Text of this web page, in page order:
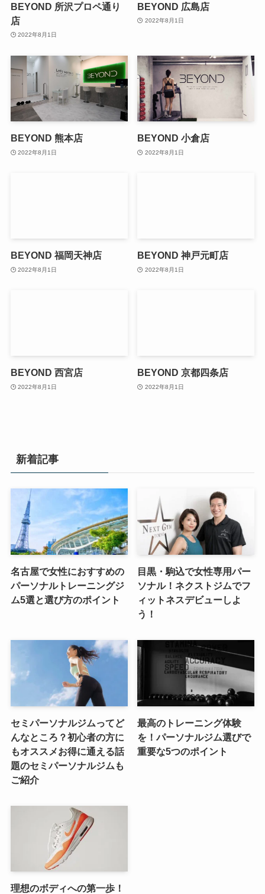
BEYOND 所沢プロペ通り
店
2022年8月1日
BEYOND 広島店
2022年8月1日
BEYOND 熊本店
2022年8月1日
BEYOND 小倉店
2022年8月1日
BEYOND 福岡天神店
2022年8月1日
BEYOND 神戸元町店
2022年8月1日
BEYOND 西宮店
2022年8月1日
BEYOND 京都四条店
2022年8月1日
新着記事
名古屋で女性におすすめの
パーソナルトレーニングジ
ム5選と選び方のポイント
目黒・駒込で女性専用パー
ソナル！ネクストジムでフ
ィットネスデビューしよ
う！
セミパーソナルジムってど
んなところ？初心者の方に
もオススメお得に通える話
題のセミパーソナルジムも
ご紹介
最高のトレーニング体験
を！パーソナルジム選びで
重要な5つのポイント
理想のボディへの第一歩！